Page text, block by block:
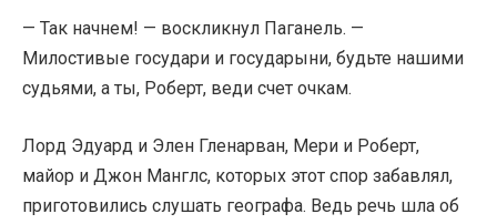
— Так начнем! — воскликнул Паганель. —
Милостивые государи и государыни, будьте нашими
судьями, а ты, Роберт, веди счет очкам.
Лорд Эдуард и Элен Гленарван, Мери и Роберт,
майор и Джон Манглс, которых этот спор забавлял,
приготовились слушать географа. Ведь речь шла об